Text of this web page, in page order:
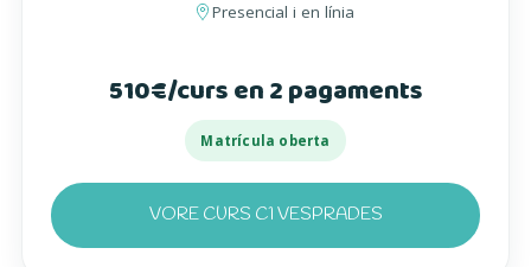
Presencial i en línia
510€/curs en 2 pagaments
Matrícula oberta
VORE CURS C1 VESPRADES